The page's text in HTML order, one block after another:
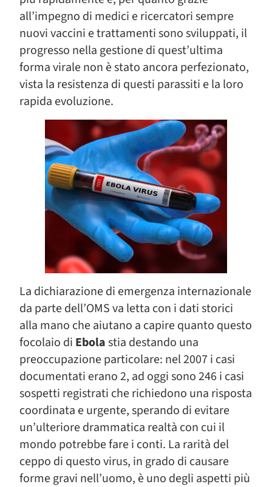
all’impegno di medici e ricercatori sempre
nuovi vaccini e trattamenti sono sviluppati, il
progresso nella gestione di quest’ultima
forma virale non è stato ancora perfezionato,
vista la resistenza di questi parassiti e la loro
rapida evoluzione.
La dichiarazione di emergenza internazionale
da parte dell’OMS va letta con i dati storici
alla mano che aiutano a capire quanto questo
focolaio di Ebolastia destando una
preoccupazione particolare: nel 2007 i casi
documentati erano 2, ad oggi sono 246 i casi
sospetti registrati che richiedono una risposta
coordinata e urgente, sperando di evitare
un’ulteriore drammatica realtà con cui il
mondo potrebbe fare i conti. La rarità del
ceppo di questo virus, in grado di causare
forme gravi nell’uomo, è uno degli aspetti più